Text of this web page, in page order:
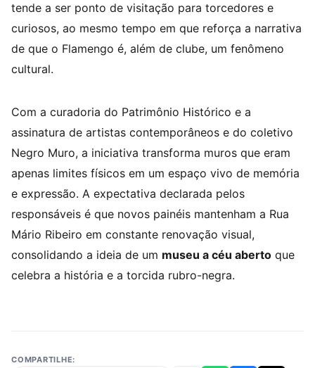
tende a ser ponto de visitação para torcedores e
curiosos, ao mesmo tempo em que reforça a narrativa
de que o Flamengo é, além de clube, um fenômeno
cultural.
Com a curadoria do Patrimônio Histórico e a
assinatura de artistas contemporâneos e do coletivo
Negro Muro, a iniciativa transforma muros que eram
apenas limites físicos em um espaço vivo de memória
e expressão. A expectativa declarada pelos
responsáveis é que novos painéis mantenham a Rua
Mário Ribeiro em constante renovação visual,
consolidando a ideia de um museu a céu aberto que
celebra a história e a torcida rubro-negra.
COMPARTILHE: